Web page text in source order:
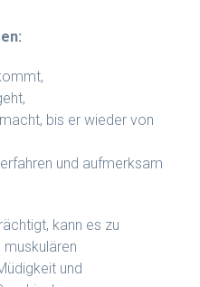
bis er wieder von
und aufmerksam
kann es zu
und